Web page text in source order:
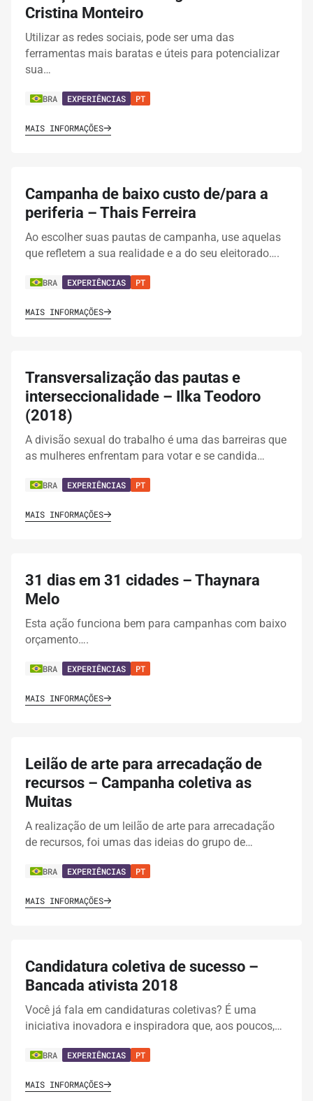
Cristina Monteiro
Utilizar as redes sociais, pode ser uma das
ferramentas mais baratas e úteis para potencializar
sua…
BRA EXPERIÊNCIAS PT
MAIS INFORMAÇÕES
Campanha de baixo custo de/para a
periferia – Thais Ferreira
Ao escolher suas pautas de campanha, use aquelas
que refletem a sua realidade e a do seu eleitorado….
BRA EXPERIÊNCIAS PT
MAIS INFORMAÇÕES
Transversalização das pautas e
interseccionalidade – Ilka Teodoro
(2018)
A divisão sexual do trabalho é uma das barreiras que
as mulheres enfrentam para votar e se candida…
BRA EXPERIÊNCIAS PT
MAIS INFORMAÇÕES
31 dias em 31 cidades – Thaynara
Melo
Esta ação funciona bem para campanhas com baixo
orçamento….
BRA EXPERIÊNCIAS PT
MAIS INFORMAÇÕES
Leilão de arte para arrecadação de
recursos – Campanha coletiva as
Muitas
A realização de um leilão de arte para arrecadação
de recursos, foi umas das ideias do grupo de…
BRA EXPERIÊNCIAS PT
MAIS INFORMAÇÕES
Candidatura coletiva de sucesso –
Bancada ativista 2018
Você já fala em candidaturas coletivas? É uma
iniciativa inovadora e inspiradora que, aos poucos,…
BRA EXPERIÊNCIAS PT
MAIS INFORMAÇÕES